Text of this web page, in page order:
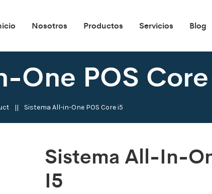
Nosotros Productos Servicios Blog
One POS
Sistema All-in-One POS Core i5
Sistema All-In-
I5